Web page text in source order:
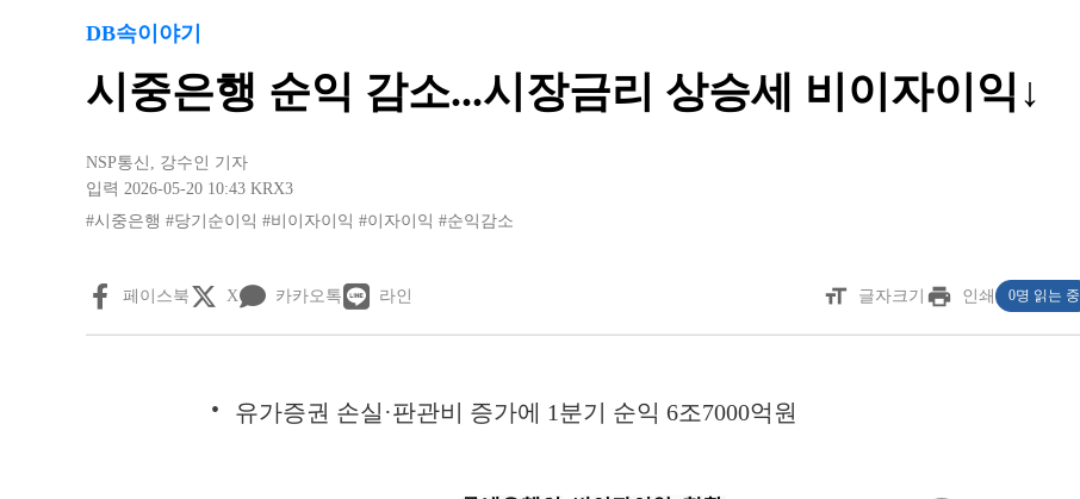
DB속이야기
시중은행 순익 감소...시장금리 상승세 비이자이익↓
NSP통신 , 강수인 기자
입력 2026-05-20 10:43 KRX3
#시중은행 #당기순이익 #비이자이익 #이자이익 #순익감소
페이스북 X 카카오톡 라인 format_size 글자크기 print 인쇄 0명 읽는 중
유가증권 손실·판관비 증가에 1분기 순익 6조7000억원